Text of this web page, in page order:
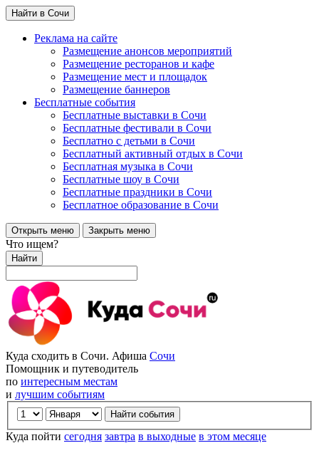
Найти в Сочи
Реклама на сайте
Размещение анонсов мероприятий
Размещение ресторанов и кафе
Размещение мест и площадок
Размещение баннеров
Бесплатные события
Бесплатные выставки в Сочи
Бесплатные фестивали в Сочи
Бесплатно с детьми в Сочи
Бесплатный активный отдых в Сочи
Бесплатная музыка в Сочи
Бесплатные шоу в Сочи
Бесплатные праздники в Сочи
Бесплатное образование в Сочи
Открыть меню Закрыть меню
Что ищем?
Найти
Куда сходить в Сочи. Афиша Сочи
Помощник и путеводитель
по интересным местам
и лучшим событиям
Куда пойти сегодня завтра в выходные в этом месяце